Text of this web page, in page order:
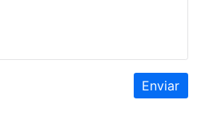
Enviar